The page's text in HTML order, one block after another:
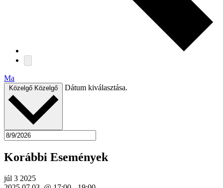
Ma
Közelgő Közelgő Dátum kiválasztása.
Korábbi Események
júl 3 2025